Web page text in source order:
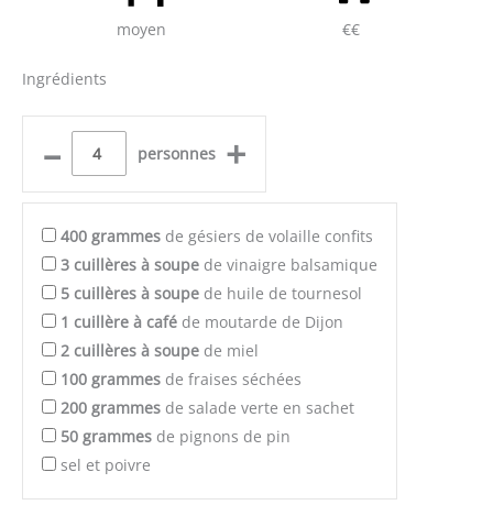
moyen €€
Ingrédients
– personnes +
400 grammes de gésiers de volaille confits
3 cuillères à soupe de vinaigre balsamique
5 cuillères à soupe de huile de tournesol
1 cuillère à café de moutarde de Dijon
2 cuillères à soupe de miel
100 grammes de fraises séchées
200 grammes de salade verte en sachet
50 grammes de pignons de pin
sel et poivre